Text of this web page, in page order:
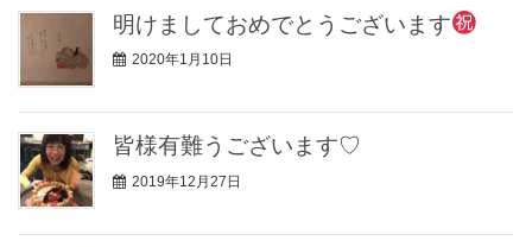
明けましておめでとうございます
2020年1月10日
皆様有難うございます♡
2019年12月27日